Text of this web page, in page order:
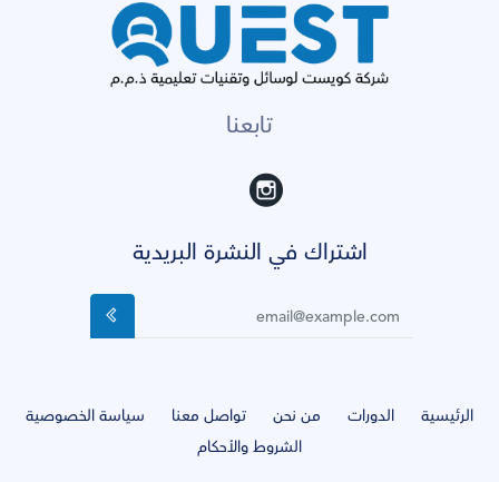
تابعنا
اشتراك في النشرة البريدية
الرئيسية الدورات من نحن تواصل معنا
سياسة الخصوصية
الشروط والأحكام